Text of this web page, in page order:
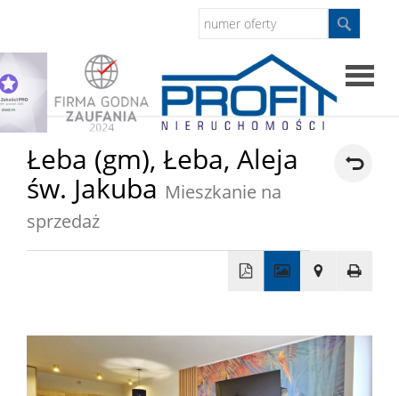
Dzialki
Łeba (gm), Łeba, Aleja
św. Jakuba Mieszkanie na
sprzedaż
−